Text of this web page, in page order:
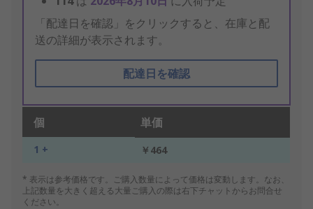
「配達日を確認」をクリックすると、在庫と配
送の詳細が表示されます。
配達日を確認
個 単価
1 + ￥464
* 表示は参考価格です。ご購入数量によって価格は変動します。なお、
上記数量を大きく超える大量ご購入の際は右下チャットからお問合せ
ください。